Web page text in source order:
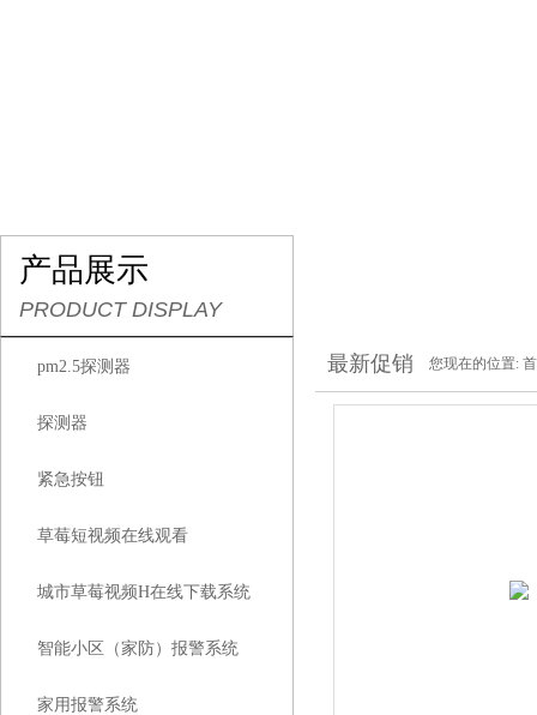
产品展示
PRODUCT DISPLAY
pm2.5探测器
探测器
紧急按钮
草莓短视频在线观看
城市草莓视频H在线下载系统
智能小区（家防）报警系统
家用报警系统
最新促销 您现在的位置: